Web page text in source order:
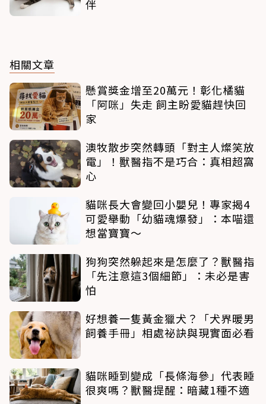
伴
相關文章
懸賞獎金增至20萬元！彰化橘貓
「阿咪」失走 飼主盼愛貓趕快回
家
澳牧散步突然轉頭「對主人燦笑放
電」！獸醫指不是巧合：真相超窩
心
貓咪長大會變回小嬰兒！專家揭4
可愛舉動「幼貓魂爆發」：本喵還
想當寶寶～
狗狗突然躲起來是怎麼了？獸醫指
「先注意這3個細節」：未必是害
怕
好想養一隻黃金獵犬？「犬界暖男
飼養手冊」相處祕訣與現實面必看
貓咪睡到變成「長條海參」代表睡
很爽嗎？獸醫提醒：暗藏1種不適